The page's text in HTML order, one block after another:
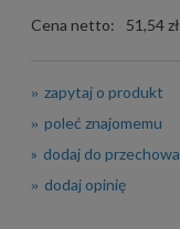
Cena netto: 51,54 zł
zapytaj o produkt
poleć znajomemu
dodaj do
dodaj opinię